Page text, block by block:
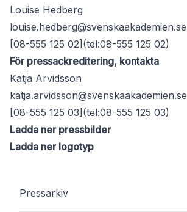
Louise Hedberg
louise.hedberg@svenskaakademien.se
[08-555 125 02](tel:08-555 125 02)
För pressackreditering, kontakta
Katja Arvidsson
katja.arvidsson@svenskaakademien.se
[08-555 125 03](tel:08-555 125 03)
Ladda ner pressbilder
Ladda ner logotyp
Pressarkiv